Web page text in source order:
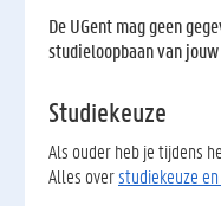
De UGent mag geen
studieloopbaan van
Studiekeuze
Als ouder heb je tijdens
Alles overstudiekeuze